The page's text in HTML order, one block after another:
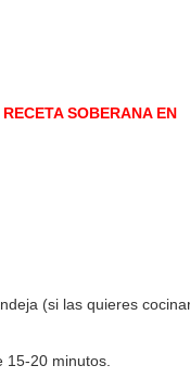
SOBERANA EN
(si las quieres
20 minutos.